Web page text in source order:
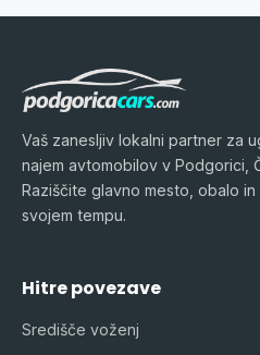
Vaš zanesljiv lokalni partner za
najem avtomobilov v Podgorici,
Raziščite glavno mesto, obalo
svojem tempu.
Hitre povezave
Središče voženj